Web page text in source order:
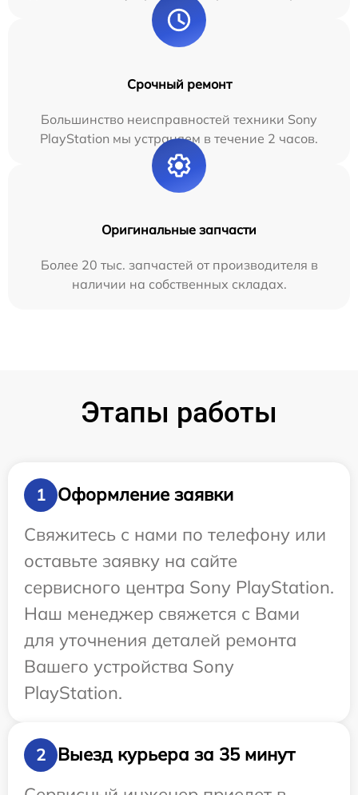
Срочный ремонт
Большинство неисправностей техники Sony
PlayStation мы устраняем в течение 2 часов.
Оригинальные запчасти
Более 20 тыс. запчастей от производителя в
наличии на собственных складах.
Этапы работы
1
Оформление заявки
Свяжитесь с нами по телефону или
оставьте заявку на сайте
сервисного центра Sony PlayStation.
Наш менеджер свяжется с Вами
для уточнения деталей ремонта
Вашего устройства Sony
PlayStation.
2
Выезд курьера за 35 минут